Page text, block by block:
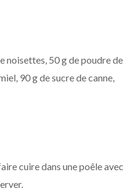
noisettes, 50 g de poudre de
90 g de sucre de canne,
cuire dans une poêle avec